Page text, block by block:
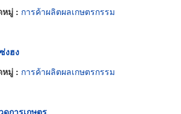
หมู่ : การค้าผลิตผลเกษตรกรรม
งฮง
หมู่ : การค้าผลิตผลเกษตรกรรม
การเกษตร